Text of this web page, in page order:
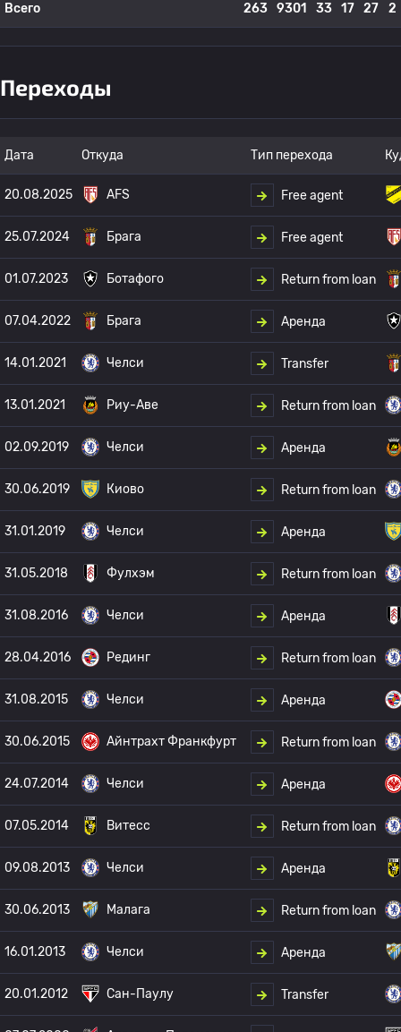
Всего 263 9301 33 17 27 2
Переходы
Дата Откуда Тип перехода
20.08.2025 AFS Free agent
25.07.2024 Брага Free agent
01.07.2023 Ботафого Return from loan
07.04.2022 Брага Аренда
14.01.2021 Челси Transfer
13.01.2021 Риу-Аве Return from loan
02.09.2019 Челси Аренда
30.06.2019 Киово Return from loan
31.01.2019 Челси Аренда
31.05.2018 Фулхэм Return from loan
31.08.2016 Челси Аренда
28.04.2016 Рединг Return from loan
31.08.2015 Челси Аренда
30.06.2015 Айнтрахт Франкфурт Return from loan
24.07.2014 Челси Аренда
07.05.2014 Витесс Return from loan
09.08.2013 Челси Аренда
30.06.2013 Малага Return from loan
16.01.2013 Челси Аренда
20.01.2012 Сан-Паулу Transfer